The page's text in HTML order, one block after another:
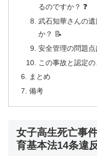
るのですか？ ❓
武石知華さんの
か？ 📝
安全管理の問題
この事故と認定
まとめ
備考
女子高生死亡事
育基本法14条違